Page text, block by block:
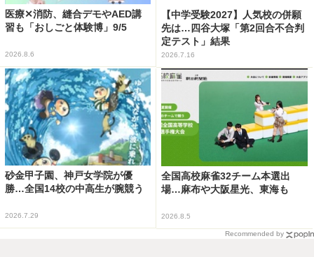
医療✕消防、縫合デモやAED講
習も「おしごと体験博」9/5
2026.8.6
【中学受験2027】人気校の併願
先は…四谷大塚「第2回合不合判
定テスト」結果
2026.7.16
砂金甲子園、神戸女学院が優
勝…全国14校の中高生が腕競う
2026.7.29
全国高校麻雀32チーム本選出
場…麻布や大阪星光、東海も
2026.8.5
Recommended by